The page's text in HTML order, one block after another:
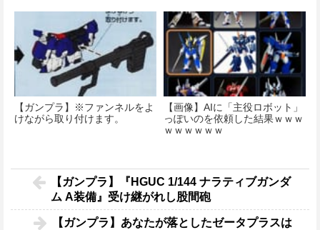
【ガンプラ】※ファンネルをよ
けながら取り付けます。
【画像】AIに「主役ロボット」
っぽいのを依頼した結果ｗｗｗ
ｗｗｗｗｗｗ
【ガンプラ】『HGUC 1/144 ナラティブガンダ
ム A装備』受け継がれし股間砲
【ガンプラ】あなたが落としたゼータプラスは